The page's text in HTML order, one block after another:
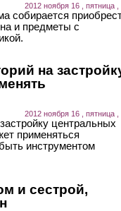
2012 ноября 16 , пятница ,
собирается
и предметы с
на
2012 ноября 16 , пятница ,
центральных
применяться
инструментом
и сестрой,